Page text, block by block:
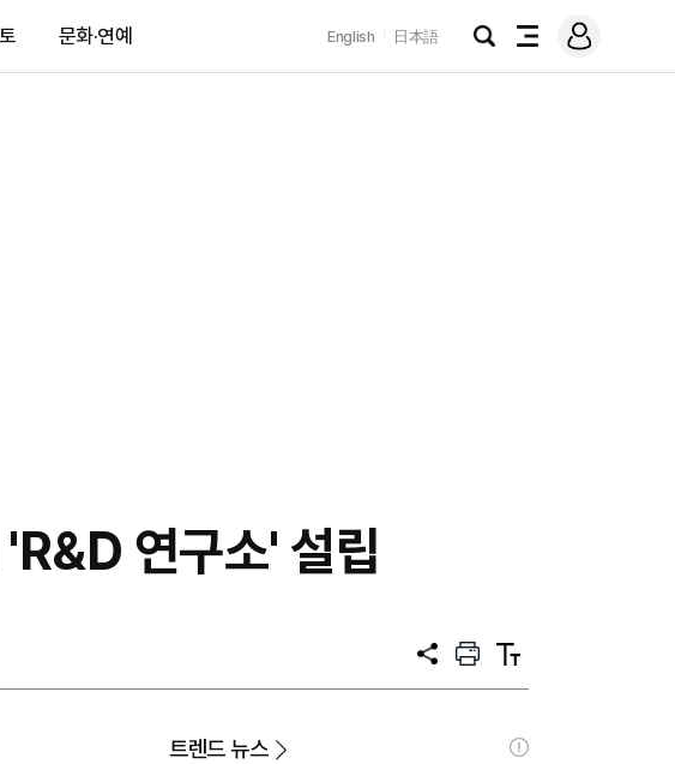
문화·연예 English 日本語
검
전
메
그
연구소' 설립
공
프
트
텍
트
트렌드 뉴스